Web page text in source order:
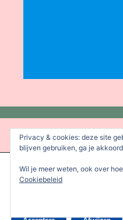
We gebruiken cookies om je
bieden.
Je kunt meer informatie
Privacy & cookies: deze site
blijven gebruiken, ga je
Wil je meer weten, ook over
Cookiebeleid